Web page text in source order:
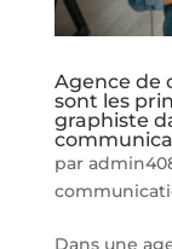
Agence de
sont les
graphiste
par
Dans une